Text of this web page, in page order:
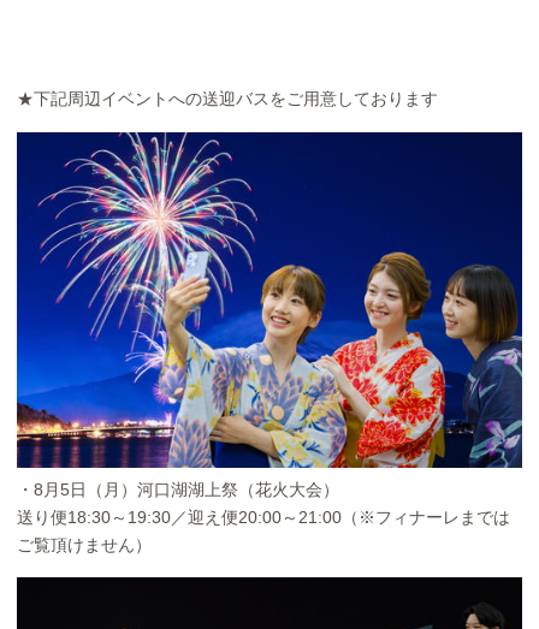
★下記周辺イベントへの送迎バスをご用意しております
・8月5日（月）河口湖湖上祭（花火大会）
送り便18:30～19:30／迎え便20:00～21:00（※フィナーレまでは
ご覧頂けません）